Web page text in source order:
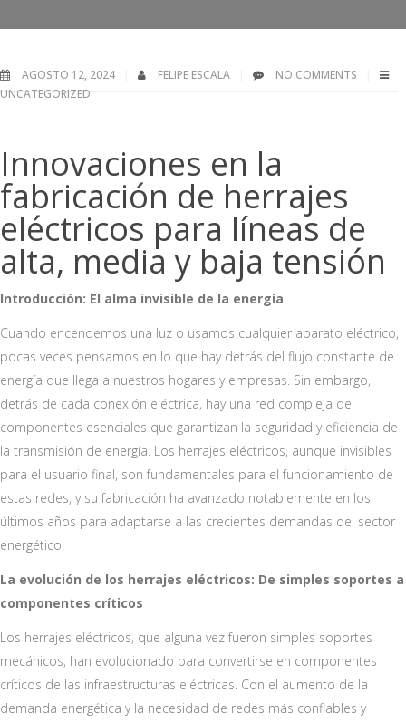
AGOSTO 12, 2024 FELIPE ESCALA
NO COMMENTS
UNCATEGORIZED
Innovaciones en la
fabricación de herrajes
eléctricos para líneas de
alta, media y baja tensión
Introducción: El alma invisible de la energía
Cuando encendemos una luz o usamos cualquier aparato eléctrico,
pocas veces pensamos en lo que hay detrás del flujo constante de
energía que llega a nuestros hogares y empresas. Sin embargo,
detrás de cada conexión eléctrica, hay una red compleja de
componentes esenciales que garantizan la seguridad y eficiencia de
la transmisión de energía. Los herrajes eléctricos, aunque invisibles
para el usuario final, son fundamentales para el funcionamiento de
estas redes, y su fabricación ha avanzado notablemente en los
últimos años para adaptarse a las crecientes demandas del sector
energético.
La evolución de los herrajes eléctricos: De simples soportes a
componentes críticos
Los herrajes eléctricos, que alguna vez fueron simples soportes
mecánicos, han evolucionado para convertirse en componentes
críticos de las infraestructuras eléctricas. Con el aumento de la
demanda energética y la necesidad de redes más confiables y